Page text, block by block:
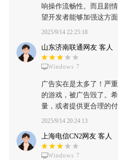
响操作流畅性。而且剧
望开发者能够加强这方面
2025/9/14 22:25:18
山东济南联通网友 客人
Windows 7
广告实在是太多了！严
的游戏，被广告毁了。
量，或者提供更合理的付
2025/9/14 20:24:13
上海电信CN2网友 客人
Windows 7